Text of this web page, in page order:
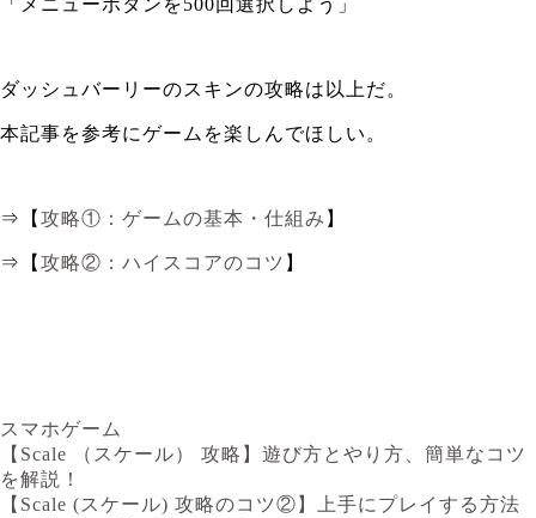
「メニューボタンを500回選択しよう」
ダッシュバーリーのスキンの攻略は以上だ。
本記事を参考にゲームを楽しんでほしい。
⇒【 攻略①：ゲームの基本・仕組み 】
⇒【 攻略②：ハイスコアのコツ 】
スマホゲーム
【Scale （スケール） 攻略】遊び方とやり方、簡単なコツ
を解説！
【Scale (スケール) 攻略のコツ②】上手にプレイする方法